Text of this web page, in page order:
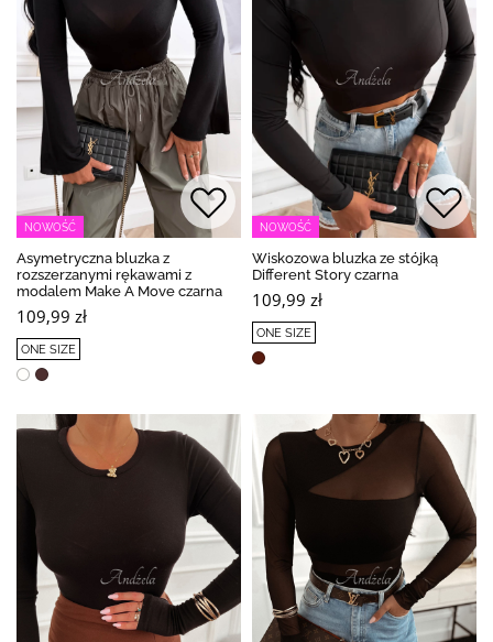
NOWOŚĆ
Asymetryczna bluzka z
rozszerzanymi rękawami z
modalem Make A Move czarna
109,99 zł
ONE SIZE
NOWOŚĆ
Wiskozowa bluzka ze stójką
Different Story czarna
109,99 zł
ONE SIZE